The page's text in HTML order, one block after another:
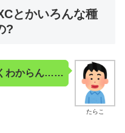
とかいろんな種
?
たらこ
わからん……